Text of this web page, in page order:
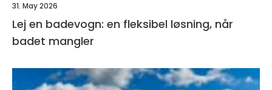
31. May 2026
Lej en badevogn: en fleksibel løsning, når
badet mangler